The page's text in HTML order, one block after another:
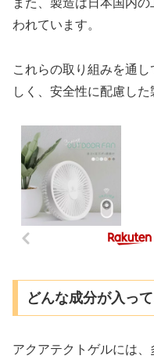
われています。
これらの取り組みを通
しく、安全性に配慮した
どんな成分が入っ
アクアテクトゲルには